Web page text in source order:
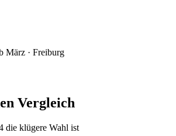
März · Freiburg
Vergleich
die klügere Wahl ist